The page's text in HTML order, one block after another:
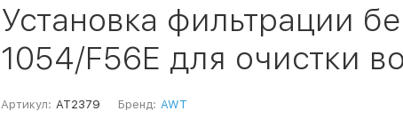
Установка фильтрации
1054/F56Е для очистки
Артикул: AT2379 Бренд: AWT